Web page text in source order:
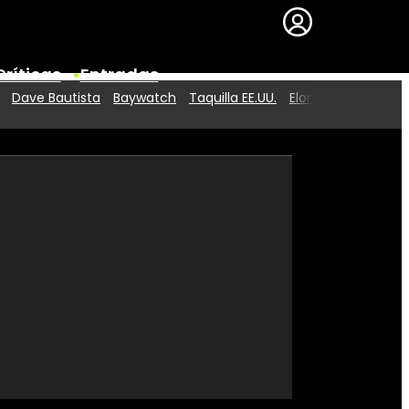
Entradas
Premios
Dave Bautista Baywatch Taquilla EE.UU. Elon Musk